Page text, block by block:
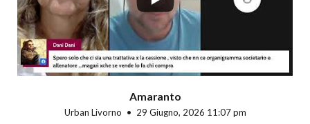
Amaranto
Urban Livorno 29 Giugno, 2026 11:07 pm